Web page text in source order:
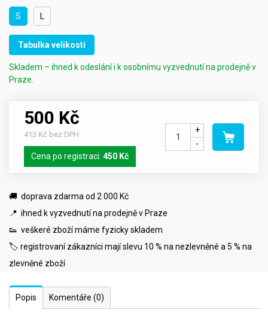
S L
Tabulka velikostí
Skladem – ihned k odeslání i k osobnímu vyzvednutí na prodejně v
Praze.
500 Kč
413 Kč bez DPH
Cena po registraci: 450 Kč
+
-
🚚 doprava zdarma od 2 000 Kč
📍 ihned k vyzvednutí na prodejně v Praze
👟 veškeré zboží máme fyzicky skladem
🏷️ registrovaní zákazníci mají slevu 10 % na nezlevněné a 5 % na
zlevněné zboží
Popis Komentáře (0)